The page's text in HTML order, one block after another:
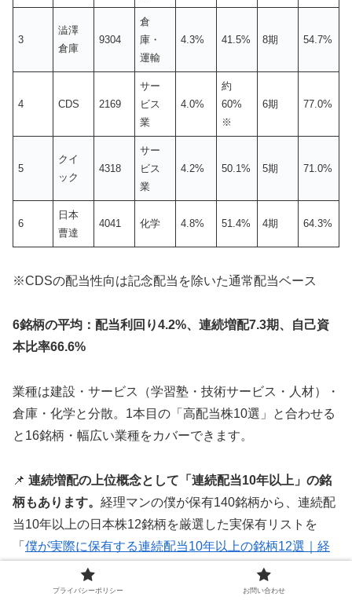
3
澁澤
倉庫
9304
倉
庫・
運輸
4.3% 41.5% 8期 54.7%
4 CDS 2169
サー
ビス
業
4.0%
約
60%
※
6期 77.0%
5
クイ
ック
4318
サー
ビス
業
4.2% 50.1% 5期 71.0%
6
日本
曹達
4041 化学 4.8% 51.4% 4期 64.3%
※CDSの配当性向は記念配当を除いた通常配当ベース
6銘柄の平均：配当利回り4.2%、連続増配7.3期、自己資
本比率66.6%
業種は建設・サービス（学習塾・技術サービス・人材）・
倉庫・化学と分散。1本目の「高配当株10選」と合わせる
と16銘柄・幅広い業種をカバーできます。
📌 連続増配の上位概念として「連続配当10年以上」の銘
柄もあります。 経理マンの僕が保有140銘柄から、連続配
当10年以上の日本株12銘柄を厳選した実保有リストを
「 僕が実際に保有する連続配当10年以上の銘柄12選｜経
理マンが厳選」で公開しました。連続増配6選のうちクイ
ック・積水ハウス・あいHDも含まれており、より広い
プライバシーポリシー お問い合わせ